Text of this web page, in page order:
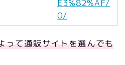
E3%82%AF/
0/
って通販サイトを選んでも